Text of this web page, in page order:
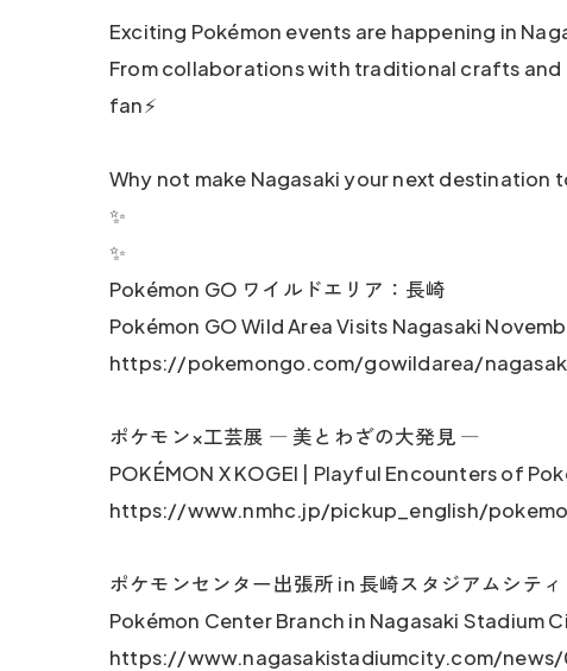
Exciting Pokémon events are happening in
From collaborations with traditional crafts and
fan⚡️
Why not make Nagasaki your next destination
✨
✨
Pokémon GO ワイルドエリア：長崎
Pokémon GO Wild Area Visits Nagasaki
https://pokemongo.com/gowildarea/
ポケモン×工芸展 ― 美とわざの大発見 ―
POKÉMON X KOGEI | Playful Encounters of
https://www.nmhc.jp/pickup_english/
ポケモンセンター出張所 in 長崎スタジアムシティ
Pokémon Center Branch in Nagasaki Stadium
https://www.nagasakistadiumcity.com/